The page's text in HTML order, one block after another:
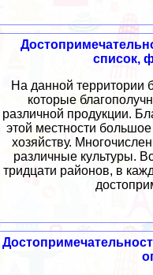
список,
На данной территории
которые
различной продукции.
этой местности
хозяйству.
различные культуры.
тридцати районов, в